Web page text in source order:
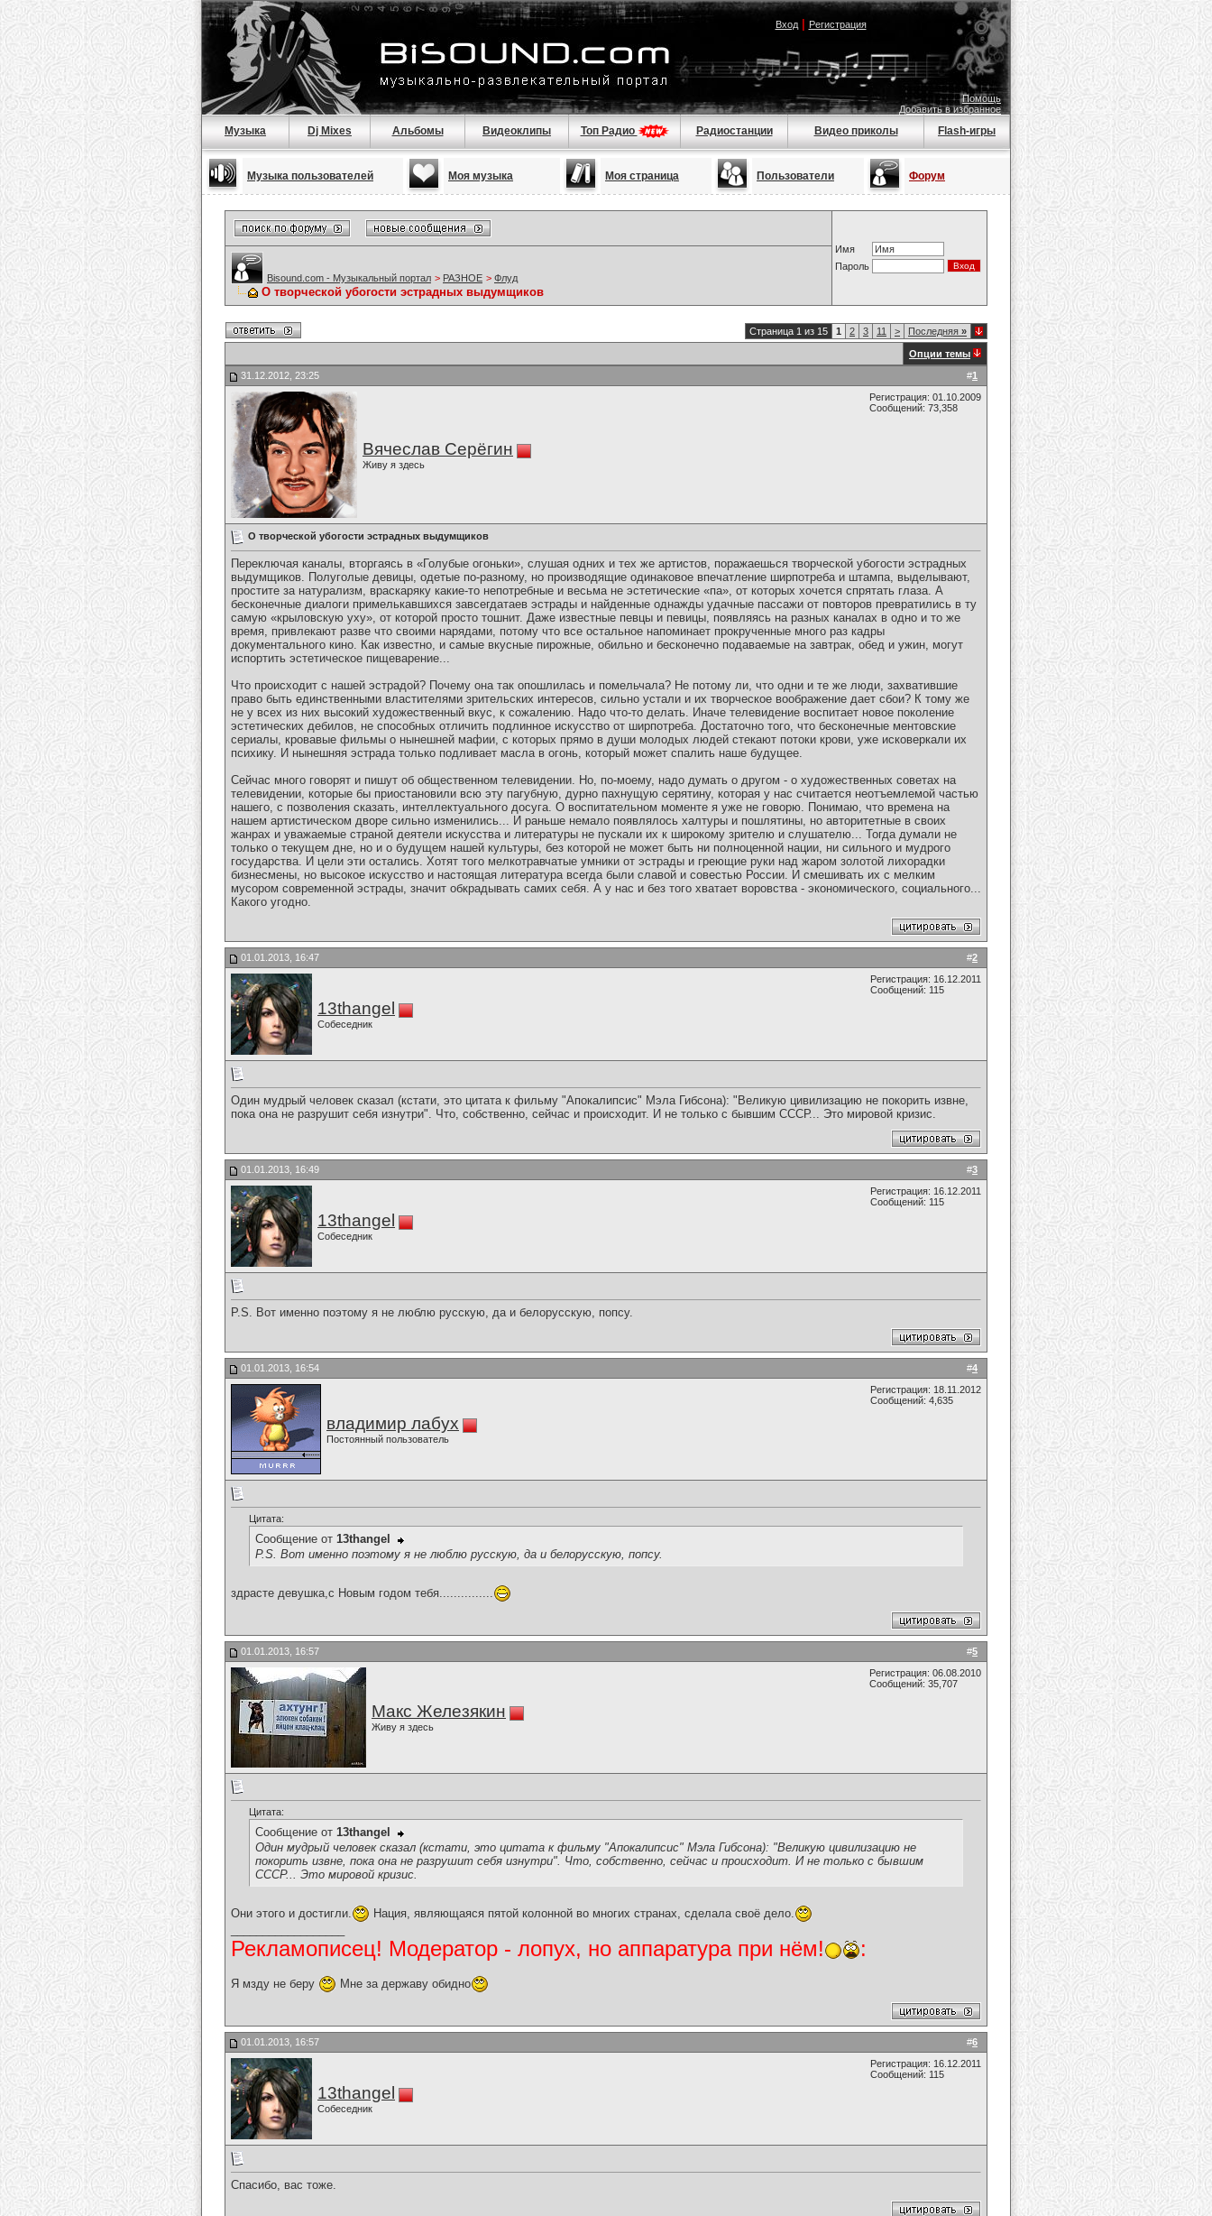
Вход| Регистрация
Помощь
Добавить в избранное
Музыка Dj Mixes Альбомы Видеоклипы Топ Радио Радиостанции Видео приколы Flash-игры
Музыка пользователей Моя музыка Моя страница Пользователи Форум
Имя
Пароль
Bisound.com - Музыкальный портал > РАЗНОЕ > Флуд
О творческой убогости эстрадных выдумщиков
Страница 1 из 15 1 2 3 11 > Последняя »
Опции темы
#1
31.12.2012, 23:25
Вячеслав Серёгин
Живу я здесь
Регистрация: 01.10.2009
Сообщений: 73,358
О творческой убогости эстрадных выдумщиков
Переключая каналы, вторгаясь в «Голубые огоньки», слушая одних и тех же артистов, поражаешься творческой убогости эстрадных
выдумщиков. Полуголые девицы, одетые по-разному, но производящие одинаковое впечатление ширпотреба и штампа, выделывают,
простите за натурализм, враскаряку какие-то непотребные и весьма не эстетические «па», от которых хочется спрятать глаза. А
бесконечные диалоги примелькавшихся завсегдатаев эстрады и найденные однажды удачные пассажи от повторов превратились в ту
самую «крыловскую уху», от которой просто тошнит. Даже известные певцы и певицы, появляясь на разных каналах в одно и то же
время, привлекают разве что своими нарядами, потому что все остальное напоминает прокрученные много раз кадры
документального кино. Как известно, и самые вкусные пирожные, обильно и бесконечно подаваемые на завтрак, обед и ужин, могут
испортить эстетическое пищеварение...
Что происходит с нашей эстрадой? Почему она так опошлилась и помельчала? Не потому ли, что одни и те же люди, захватившие
право быть единственными властителями зрительских интересов, сильно устали и их творческое воображение дает сбои? К тому же
не у всех из них высокий художественный вкус, к сожалению. Надо что-то делать. Иначе телевидение воспитает новое поколение
эстетических дебилов, не способных отличить подлинное искусство от ширпотреба. Достаточно того, что бесконечные ментовские
сериалы, кровавые фильмы о нынешней мафии, с которых прямо в души молодых людей стекают потоки крови, уже исковеркали их
психику. И нынешняя эстрада только подливает масла в огонь, который может спалить наше будущее.
Сейчас много говорят и пишут об общественном телевидении. Но, по-моему, надо думать о другом - о художественных советах на
телевидении, которые бы приостановили всю эту пагубную, дурно пахнущую серятину, которая у нас считается неотъемлемой частью
нашего, с позволения сказать, интеллектуального досуга. О воспитательном моменте я уже не говорю. Понимаю, что времена на
нашем артистическом дворе сильно изменились... И раньше немало появлялось халтуры и пошлятины, но авторитетные в своих
жанрах и уважаемые страной деятели искусства и литературы не пускали их к широкому зрителю и слушателю... Тогда думали не
только о текущем дне, но и о будущем нашей культуры, без которой не может быть ни полноценной нации, ни сильного и мудрого
государства. И цели эти остались. Хотят того мелкотравчатые умники от эстрады и греющие руки над жаром золотой лихорадки
бизнесмены, но высокое искусство и настоящая литература всегда были славой и совестью России. И смешивать их с мелким
мусором современной эстрады, значит обкрадывать самих себя. А у нас и без того хватает воровства - экономического, социального...
Какого угодно.
#2
01.01.2013, 16:47
13thangel
Собеседник
Регистрация: 16.12.2011
Сообщений: 115
Один мудрый человек сказал (кстати, это цитата к фильму "Апокалипсис" Мэла Гибсона): "Великую цивилизацию не покорить извне,
пока она не разрушит себя изнутри". Что, собственно, сейчас и происходит. И не только с бывшим СССР... Это мировой кризис.
#3
01.01.2013, 16:49
13thangel
Собеседник
Регистрация: 16.12.2011
Сообщений: 115
P.S. Вот именно поэтому я не люблю русскую, да и белорусскую, попсу.
#4
01.01.2013, 16:54
владимир лабух
Постоянный пользователь
Регистрация: 18.11.2012
Сообщений: 4,635
Цитата:
Сообщение от 13thangel
P.S. Вот именно поэтому я не люблю русскую, да и белорусскую, попсу.
здрасте девушка,с Новым годом тебя...............
#5
01.01.2013, 16:57
Макс Железякин
Живу я здесь
Регистрация: 06.08.2010
Сообщений: 35,707
Цитата:
Сообщение от 13thangel
Один мудрый человек сказал (кстати, это цитата к фильму "Апокалипсис" Мэла Гибсона): "Великую цивилизацию не
покорить извне, пока она не разрушит себя изнутри". Что, собственно, сейчас и происходит. И не только с бывшим
СССР... Это мировой кризис.
Они этого и достигли.
Нация, являющаяся пятой колонной во многих странах, сделала своё дело.
Рекламописец! Модератор - лопух, но аппаратура при нём! :
Я мзду не беру Мне за державу обидно
#6
01.01.2013, 16:57
13thangel
Собеседник
Регистрация: 16.12.2011
Сообщений: 115
Спасибо, вас тоже.